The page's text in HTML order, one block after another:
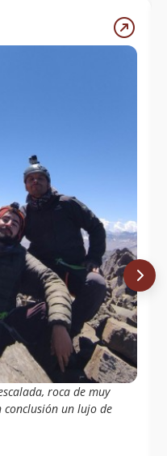
roca de muy
un lujo de